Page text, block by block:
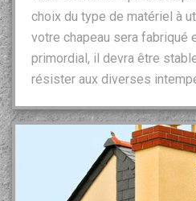
choix du type de matériel à
votre chapeau sera fabriqué
primordial, il devra être
résister aux diverses